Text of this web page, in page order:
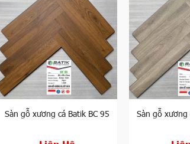
CDF Indonesia
CDF Indonesia
Việt Nam
CDF Indonesia
Việt Nam
CDF Malaysia
Sàn gỗ xương cá Batik BC 95 Sàn gỗ xương